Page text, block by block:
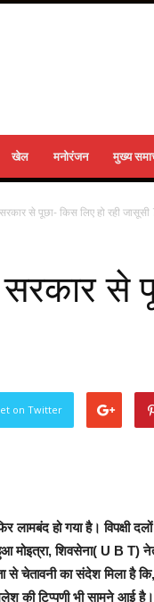
खेल मनोरंजन मुख्य
से पूछा- किस लिए हो रही जासूसी
से
on Twitter
लामबंद हो गया है। विपक्षी
मोइत्रा, शिवसेना( U B T)
से चेतावनी का संदेश मिला
की टिप्पणी भी सामने आई है।